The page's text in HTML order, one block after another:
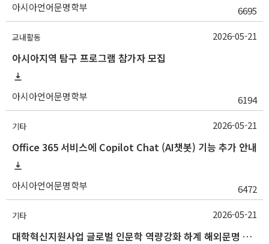
아시아언어문명학부 6695
교내활동
아시아지역 탐구 프로그램 참가자 모집
아시아언어문명학부 6194
2026-05-21
기타
Office 365 서비스에 Copilot Chat (AI챗봇) 기능 추가 안내
아시아언어문명학부 6472
2026-05-21
기타
대학혁신지원사업 글로벌 인문학 역량강화 하계 해외문명 탐방 프로그램 개최 안내
2026-05-21